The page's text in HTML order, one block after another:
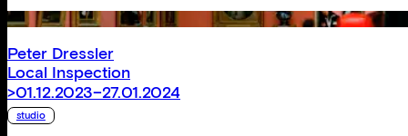
Peter Dressler
Local Inspection
>01.12.2023–27.01.2024
studio